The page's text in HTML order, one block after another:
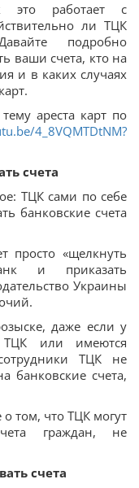
это работает с
ли ТЦК
подробно
ваши счета, кто на
и в каких случаях
ареста карт по
4_8VQMTDtNM?
счета
ТЦК сами по себе
банковские счета
просто «щелкнуть
и приказать
Украины
даже если у
ТЦК или имеются
ТЦК не
банковские счета,
том, что ТЦК могут
граждан, не
счета